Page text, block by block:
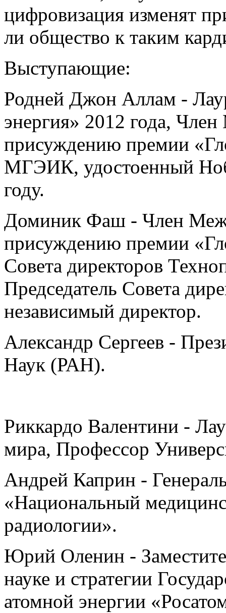
цифровизация изменят
ли общество к таким
Выступающие:
Родней Джон Аллам -
энергия» 2012 года,
присуждению премии
МГЭИК, удостоенный
году.
Доминик Фаш - Член
присуждению премии
Совета директоров
Председатель Совета
независимый директор.
Александр Сергеев -
Наук (РАН).
Риккардо Валентини -
мира, Профессор
Андрей Каприн -
«Национальный
радиологии».
Юрий Оленин -
науке и стратегии
атомной энергии